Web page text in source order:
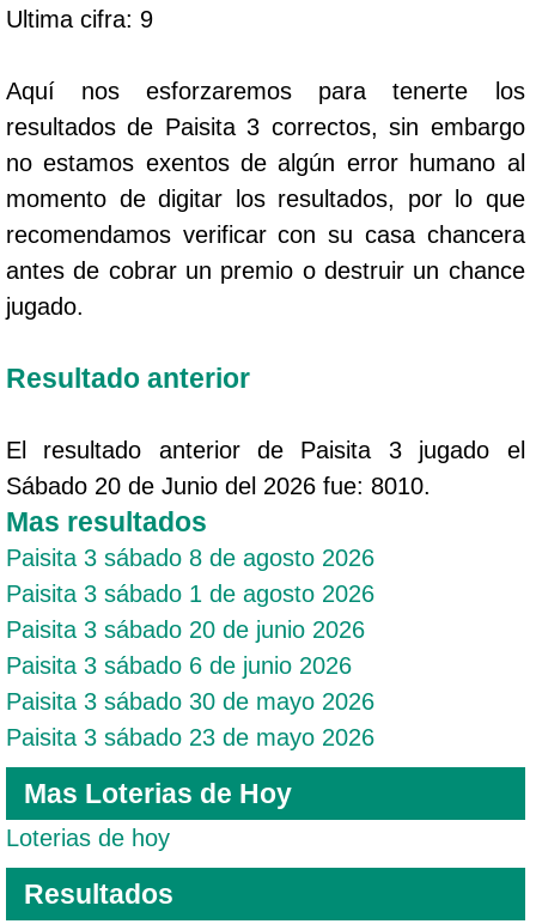
Ultima cifra: 9
Aquí nos esforzaremos para tenerte los
resultados de Paisita 3 correctos, sin embargo
no estamos exentos de algún error humano al
momento de digitar los resultados, por lo que
recomendamos verificar con su casa chancera
antes de cobrar un premio o destruir un chance
jugado.
Resultado anterior
El resultado anterior de Paisita 3 jugado el
Sábado 20 de Junio del 2026 fue: 8010.
Mas resultados
Paisita 3 sábado 8 de agosto 2026
Paisita 3 sábado 1 de agosto 2026
Paisita 3 sábado 20 de junio 2026
Paisita 3 sábado 6 de junio 2026
Paisita 3 sábado 30 de mayo 2026
Paisita 3 sábado 23 de mayo 2026
Mas Loterias de Hoy
Loterias de hoy
Resultados